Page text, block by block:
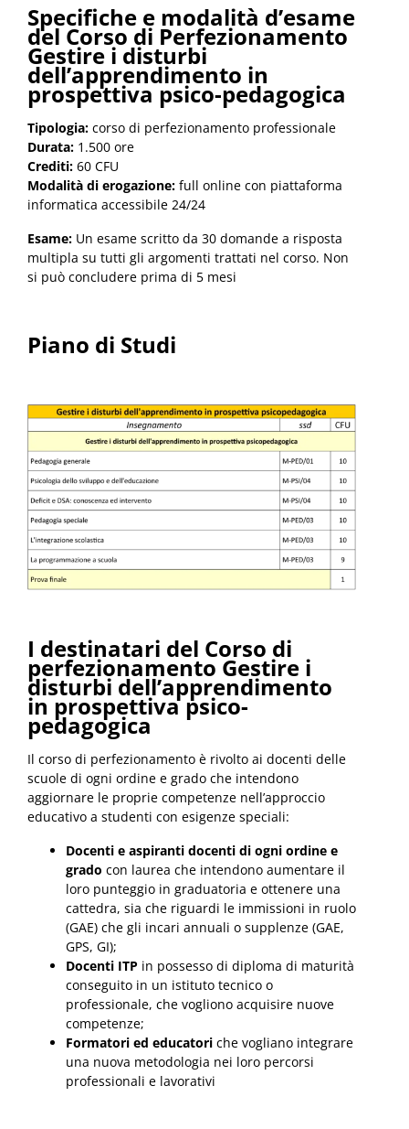
Specifiche e modalità d’esame
del Corso di Perfezionamento
Gestire i disturbi
dell’apprendimento in
prospettiva psico-pedagogica
Tipologia: corso di perfezionamento professionale
Durata: 1.500 ore
Crediti: 60 CFU
Modalità di erogazione: full online con piattaforma
informatica accessibile 24/24
Esame: Un esame scritto da 30 domande a risposta
multipla su tutti gli argomenti trattati nel corso. Non
si può concludere prima di 5 mesi
Piano di Studi
I destinatari del Corso di
perfezionamento Gestire i
disturbi dell’apprendimento
in prospettiva psico-
pedagogica
Il corso di perfezionamento è rivolto ai docenti delle
scuole di ogni ordine e grado che intendono
aggiornare le proprie competenze nell’approccio
educativo a studenti con esigenze speciali:
Docenti e aspiranti docenti di ogni ordine e
grado con laurea che intendono aumentare il
loro punteggio in graduatoria e ottenere una
cattedra, sia che riguardi le immissioni in ruolo
(GAE) che gli incari annuali o supplenze (GAE,
GPS, GI);
Docenti ITP in possesso di diploma di maturità
conseguito in un istituto tecnico o
professionale, che vogliono acquisire nuove
competenze;
Formatori ed educatori che vogliano integrare
una nuova metodologia nei loro percorsi
professionali e lavorativi